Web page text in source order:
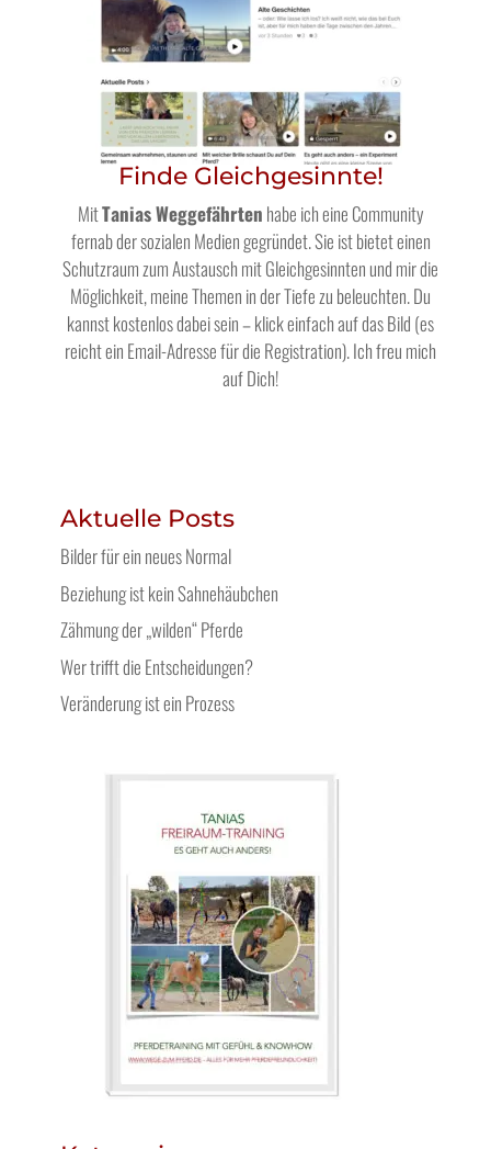
Finde Gleichgesinnte!
MitTanias Weggefährten habe ich eine Community
fernab der sozialen Medien gegründet. Sie ist bietet einen
Schutzraum zum Austausch mit Gleichgesinnten und mir die
Möglichkeit, meine Themen in der Tiefe zu beleuchten. Du
kannst kostenlos dabei sein – klick einfach auf das Bild (es
reicht ein Email-Adresse für die Registration). Ich freu mich
auf Dich!
Aktuelle Posts
Bilder für ein neues Normal
Beziehung ist kein Sahnehäubchen
Zähmung der „wilden“ Pferde
Wer trifft die Entscheidungen?
Veränderung ist ein Prozess